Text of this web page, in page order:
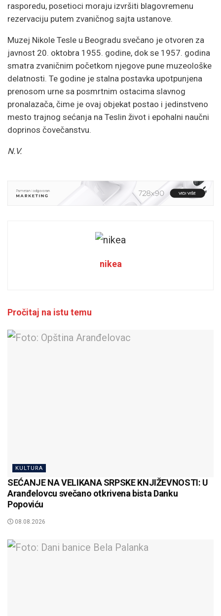
rasporedu, posetioci moraju izvršiti blagovremenu
rezervaciju putem zvaničnog sajta ustanove.
Muzej Nikole Tesle u Beogradu svečano je otvoren za
javnost 20. oktobra 1955. godine, dok se 1957. godina
smatra zvaničnim početkom njegove pune muzeološke
delatnosti. Te godine je stalna postavka upotpunjena
prenosom urne sa posmrtnim ostacima slavnog
pronalazača, čime je ovaj objekat postao i jedinstveno
mesto trajnog sećanja na Teslin život i epohalni naučni
doprinos čovečanstvu.
N.V.
nikea
Pročitaj na istu temu
KULTURA
SEĆANJE NA VELIKANA SRPSKE KNJIŽEVNOSTI: U
Aranđelovcu svečano otkrivena bista Danku
Popoviću
08.08.2026